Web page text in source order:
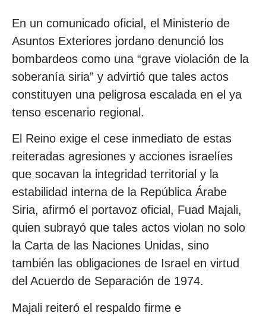
En un comunicado oficial, el Ministerio de
Asuntos Exteriores jordano denunció los
bombardeos como una “grave violación de la
soberanía siria” y advirtió que tales actos
constituyen una peligrosa escalada en el ya
tenso escenario regional.
El Reino exige el cese inmediato de estas
reiteradas agresiones y acciones israelíes
que socavan la integridad territorial y la
estabilidad interna de la República Árabe
Siria, afirmó el portavoz oficial, Fuad Majali,
quien subrayó que tales actos violan no solo
la Carta de las Naciones Unidas, sino
también las obligaciones de Israel en virtud
del Acuerdo de Separación de 1974.
Majali reiteró el respaldo firme e